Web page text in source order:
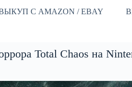
С AMAZON / EBAY
Total Chaos на